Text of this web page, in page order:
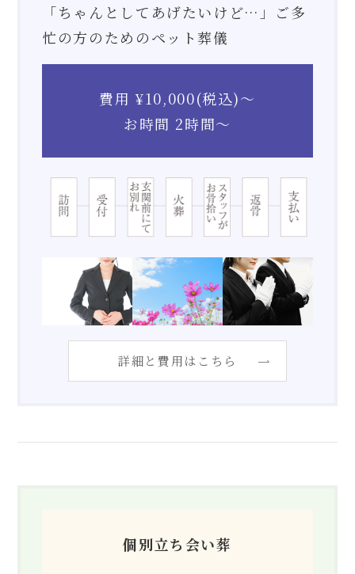
「ちゃんとしてあげたいけど…」ご多
忙の方のためのペット葬儀
費用 ¥10,000(税込)〜
お時間 2時間〜
詳細と費用はこちら
個別立ち会い葬